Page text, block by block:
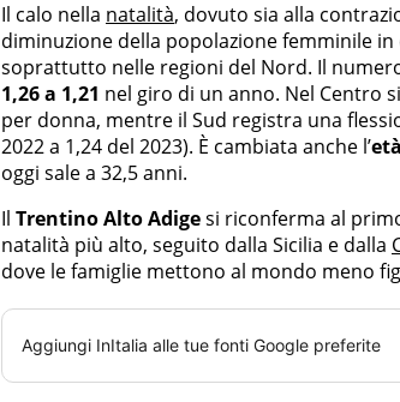
Il calo nella natalità, dovuto sia alla
diminuzione della popolazione femminile
soprattutto nelle regioni del Nord. Il
1,26 a 1,21 nel giro di un anno. Nel Centro
per donna, mentre il Sud registra una
2022 a 1,24 del 2023). È cambiata anche l’
oggi sale a 32,5 anni.
Il Trentino Alto Adigesi riconferma al
natalità più alto, seguito dalla Sicilia e dalla
dove le famiglie mettono al mondo meno
Aggiungi InItalia alle tue fonti Google preferite